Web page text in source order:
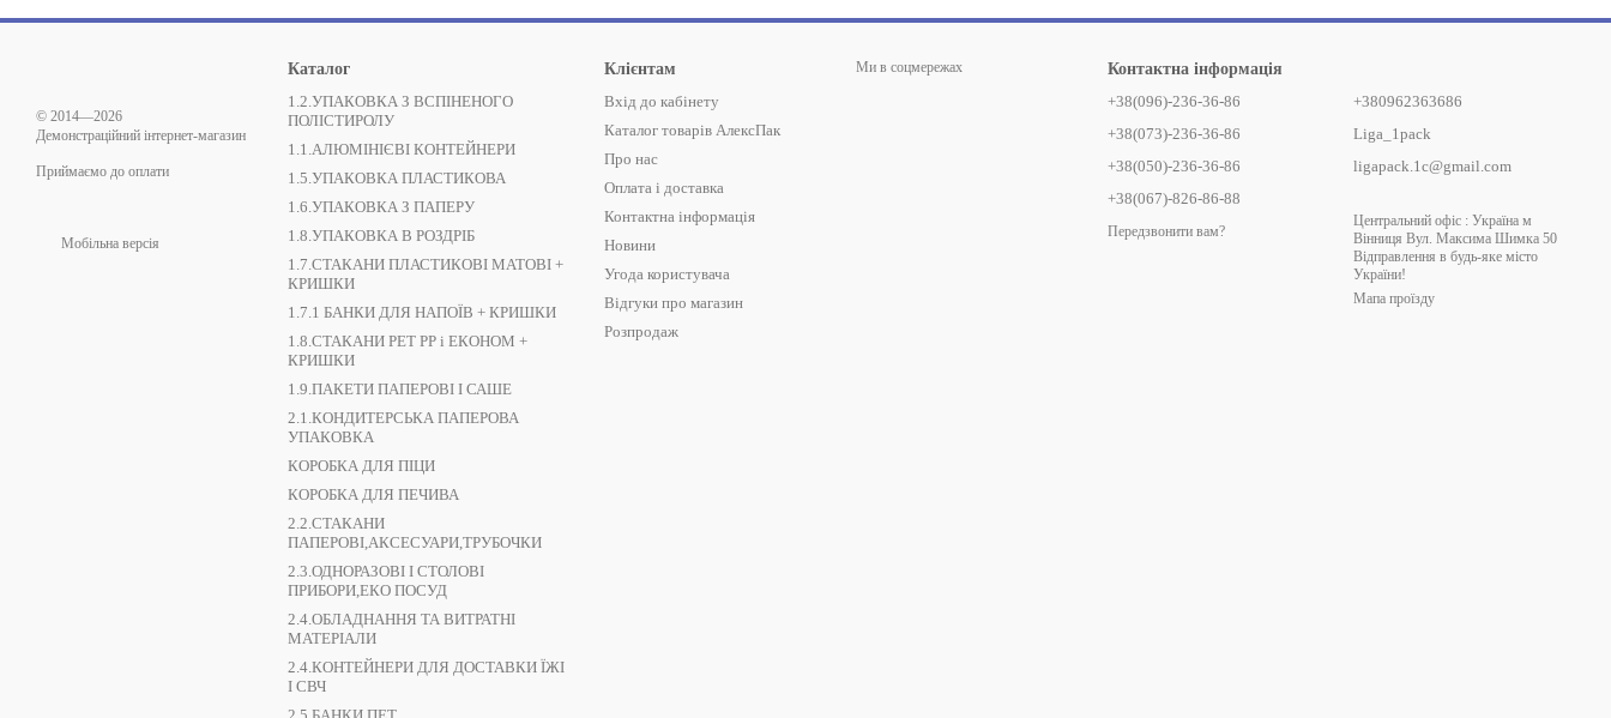
© 2014—2026
Демонстраційний інтернет-магазин
Приймаємо до оплати
Мобільна версія
Каталог
1.2.УПАКОВКА З ВСПІНЕНОГО
ПОЛІСТИРОЛУ
1.1.АЛЮМІНІЄВІ КОНТЕЙНЕРИ
1.5.УПАКОВКА ПЛАСТИКОВА
1.6.УПАКОВКА З ПАПЕРУ
1.8.УПАКОВКА В РОЗДРІБ
1.7.СТАКАНИ ПЛАСТИКОВІ МАТОВІ +
КРИШКИ
1.7.1 БАНКИ ДЛЯ НАПОЇВ + КРИШКИ
1.8.СТАКАНИ РЕТ РР і ЕКОНОМ +
КРИШКИ
1.9.ПАКЕТИ ПАПЕРОВІ І САШЕ
2.1.КОНДИТЕРСЬКА ПАПЕРОВА
УПАКОВКА
КОРОБКА ДЛЯ ПІЦИ
КОРОБКА ДЛЯ ПЕЧИВА
2.2.СТАКАНИ
ПАПЕРОВІ,АКСЕСУАРИ,ТРУБОЧКИ
2.3.ОДНОРАЗОВІ І СТОЛОВІ
ПРИБОРИ,ЕКО ПОСУД
2.4.ОБЛАДНАННЯ ТА ВИТРАТНІ
МАТЕРІАЛИ
2.4.КОНТЕЙНЕРИ ДЛЯ ДОСТАВКИ ЇЖІ
І СВЧ
Клієнтам
Вхід до кабінету
Каталог товарів АлексПак
Про нас
Оплата і доставка
Контактна інформація
Новини
Угода користувача
Відгуки про магазин
Розпродаж
Ми в соцмережах
Контактна інформація
+38(096)-236-36-86
+38(073)-236-36-86
+38(050)-236-36-86
+38(067)-826-86-88
Передзвонити вам?
+380962363686
Liga_1pack
ligapack.1c@gmail.com
Центральний офіс : Україна м
Вінниця Вул. Максима Шимка 50
Відправлення в будь-яке місто
України!
Мапа проїзду